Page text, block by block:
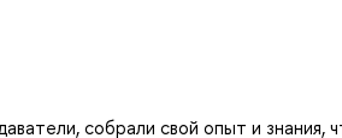
собрали свой опыт и знания,